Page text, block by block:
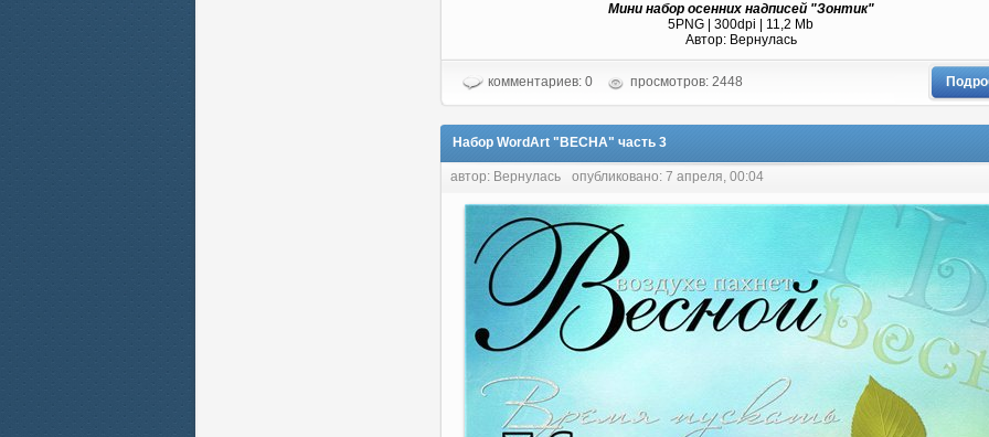
Мини набор осенних надписей "Зонтик"
5PNG | 300dpi | 11,2 Mb
Автор: Вернулась
комментариев: 0 просмотров: 2448
Набор WordArt "ВЕСНА" часть 3
автор: Вернулась опубликовано: 7 апреля, 00:04